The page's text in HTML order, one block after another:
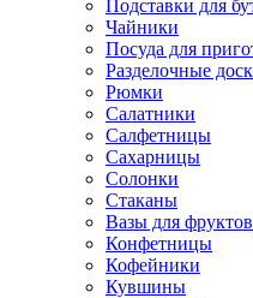
Подставки для
Чайники
Посуда для
Разделочные
Рюмки
Салатники
Салфетницы
Сахарницы
Солонки
Стаканы
Вазы для фруктов
Конфетницы
Кофейники
Кувшины